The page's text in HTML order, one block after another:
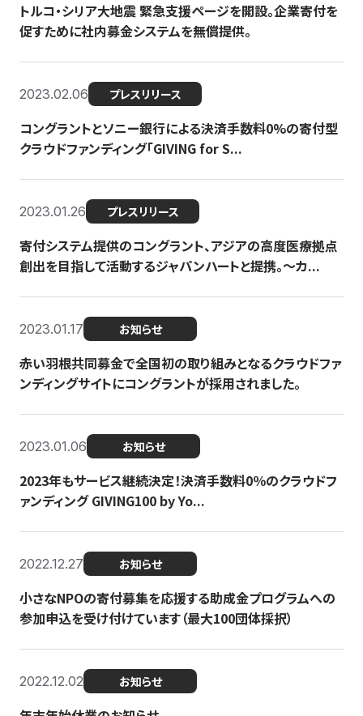
トルコ・シリア大地震 緊急支援ページを開設。企業寄付を
促すために社内募金システムを無償提供。
2023.02.06 プレスリリース
コングラントとソニー銀行による決済手数料0%の寄付型
クラウドファンディング「GIVING for S...
2023.01.26 プレスリリース
寄付システム提供のコングラント、アジアの高度医療拠点
創出を目指して活動するジャパンハートと提携。〜カ...
2023.01.17 お知らせ
赤い羽根共同募金で全国初の取り組みとなるクラウドファ
ンディングサイトにコングラントが採用されました。
2023.01.06 お知らせ
2023年もサービス継続決定！決済手数料0％のクラウドフ
ァンディング GIVING100 by Yo...
2022.12.27 お知らせ
小さなNPOの寄付募集を応援する助成金プログラムへの
参加申込を受け付けています（最大100団体採択）
2022.12.02 お知らせ